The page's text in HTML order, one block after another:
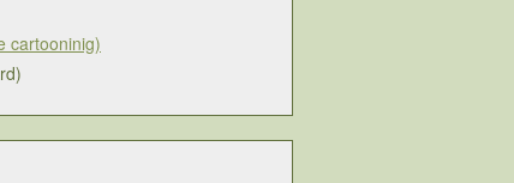
cartooninig)